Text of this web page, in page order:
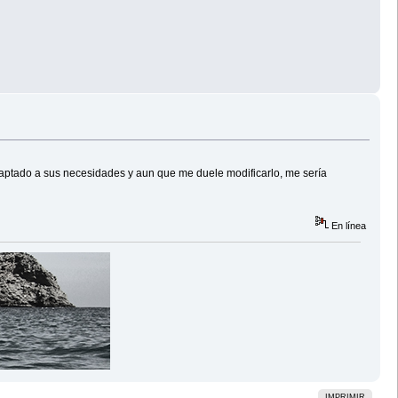
a sus necesidades y aun que me duele modificarlo, me sería
En línea